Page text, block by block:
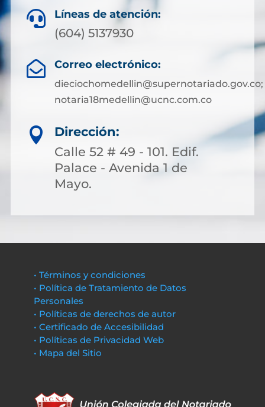
 Líneas de atención:
(604) 5137930
 Correo electrónico:
dieciochomedellin@supernotariado.gov.co;
notaria18medellin@ucnc.com.co

Dirección:
Calle 52 # 49 - 101. Edif.
Palace - Avenida 1 de
Mayo.
• Términos y condiciones
• Política de Tratamiento de Datos
Personales
• Políticas de derechos de autor
• Certificado de Accesibilidad
• Políticas de Privacidad Web
• Mapa del Sitio